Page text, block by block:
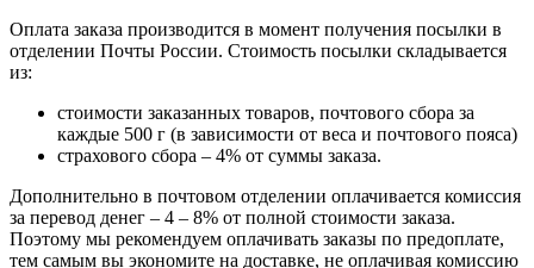
Оплата заказа производится в момент получения посылки в
отделении Почты России. Стоимость посылки складывается
из:
стоимости заказанных товаров, почтового сбора за
каждые 500 г (в зависимости от веса и почтового пояса)
страхового сбора – 4% от суммы заказа.
Дополнительно в почтовом отделении оплачивается комиссия
за перевод денег – 4 – 8% от полной стоимости заказа.
Поэтому мы рекомендуем оплачивать заказы по предоплате,
тем самым вы экономите на доставке, не оплачивая комиссию